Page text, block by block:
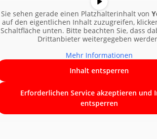
Sie sehen gerade einen Platzhalterinhalt von
auf den eigentlichen Inhalt zuzugreifen,
Schaltfläche unten. Bitte beachten Sie, dass
Drittanbieter weitergegeben
Mehr Informationen
Inhalt entsperren
Erforderlichen Service akzeptieren und
entsperren